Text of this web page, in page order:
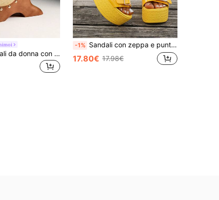
Denimoi Sandali da donna con zeppa chunky, eleganti e carini, adatti per uso quotidiano e vacanze, in raffia PP
-1% Sandali con zeppa e punta aperta da donna, gialli lucidi, alla moda e versatili, con suola spessa antiscivolo, sandali estivi con tacco alto, elementi essenziali per i viaggi
17.80€ 17.98€